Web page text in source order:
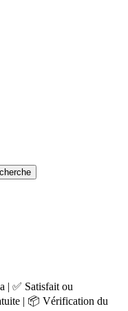
| ✅ Satisfait ou
| 📦 Vérification du